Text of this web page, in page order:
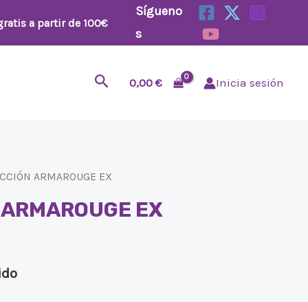
a partir de 100€
Sígueno
s
Buscar0,00 € Inicia sesión
ARMAROUGE EX
EX